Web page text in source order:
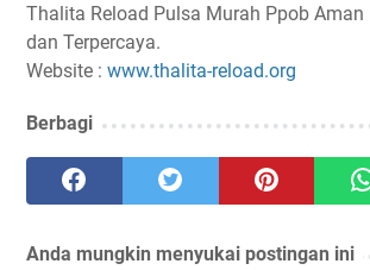
Thalita Reload Pulsa Murah Ppob Aman
dan Terpercaya.
Website : www.thalita-reload.org
Berbagi
Anda mungkin menyukai postingan ini